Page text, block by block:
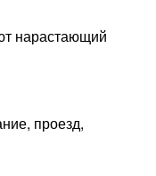
нарастающий
проезд,